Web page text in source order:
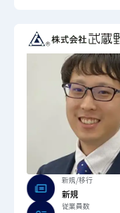
新規/移行
新規
従業員数